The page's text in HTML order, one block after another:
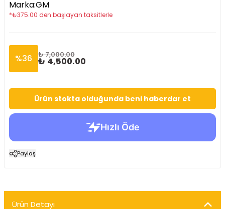
Marka:GM
*₺375.00 den başlayan taksitlerle
%36 ₺ 7,000.00
₺ 4,500.00
Ürün stokta olduğunda beni haberdar et
Paylaş
Ürün Detayı